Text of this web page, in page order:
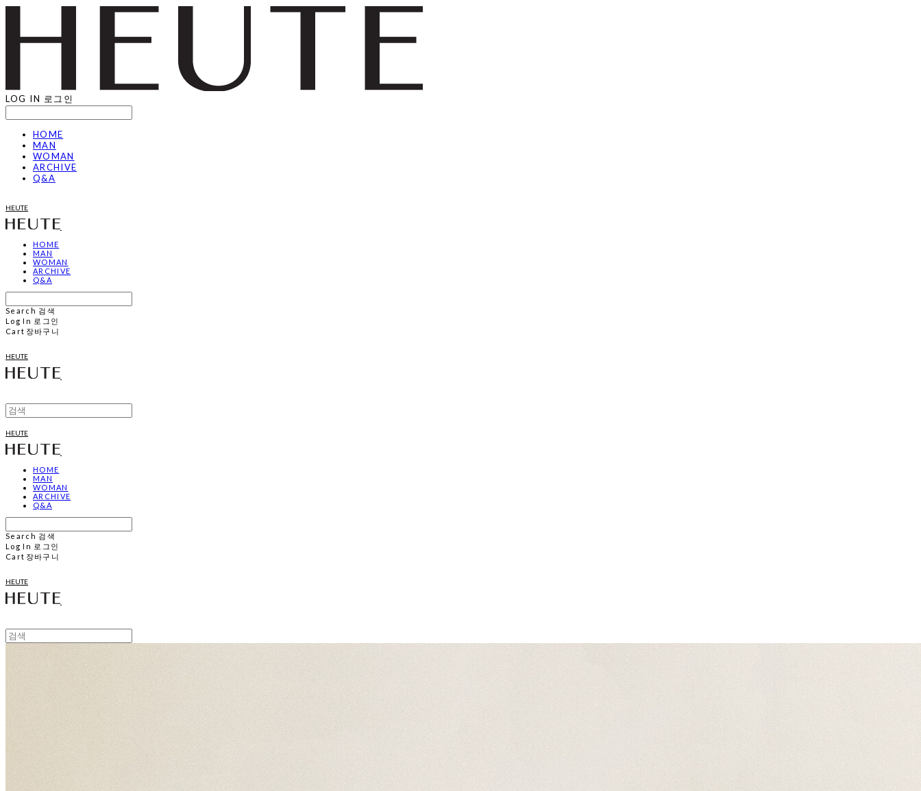
LOG IN 로그인
HOME
MAN
WOMAN
ARCHIVE
Q&A
HEUTE
HOME
MAN
WOMAN
ARCHIVE
Q&A
Search 검색
Log In 로그인
Cart 장바구니
HEUTE
HEUTE
HOME
MAN
WOMAN
ARCHIVE
Q&A
Search 검색
Log In 로그인
Cart 장바구니
HEUTE